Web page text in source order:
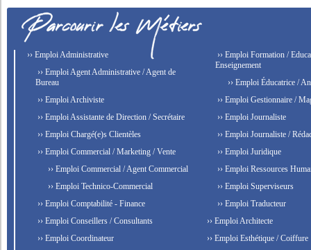
›› Emploi Administrative
›› Emploi Agent Administrative / Agent de
Bureau
›› Emploi Archiviste
›› Emploi Assistante de Direction / Secrétaire
›› Emploi Chargé(e)s Clientèles
›› Emploi Commercial / Marketing / Vente
›› Emploi Commercial / Agent Commercial
›› Emploi Technico-Commercial
›› Emploi Comptabilité - Finance
›› Emploi Conseillers / Consultants
›› Emploi Coordinateur
›› Emploi Formation /
Enseignement
›› Emploi Éducatrice /
›› Emploi Gestionnaire /
›› Emploi Journaliste
›› Emploi Journaliste /
›› Emploi Juridique
›› Emploi Ressources
›› Emploi Superviseurs
›› Emploi Traducteur
›› Emploi Architecte
›› Emploi Esthétique / Coiffure